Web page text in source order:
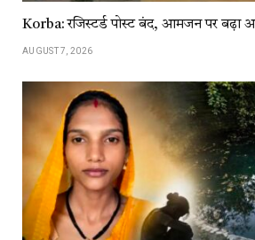
Korba: रजिस्टर्ड पोस्ट बंद, आमजन पर बढ़ा
AUGUST 7, 2026